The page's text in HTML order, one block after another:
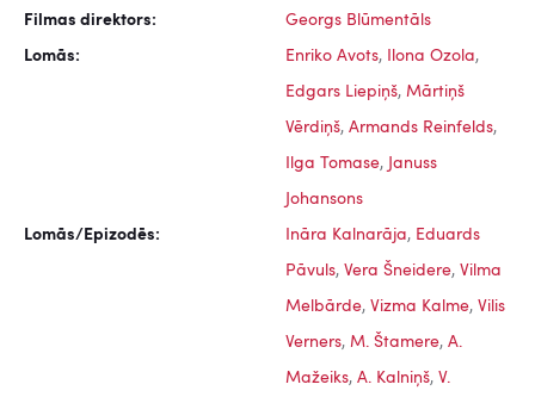
Filmas direktors: Georgs Blūmentāls
Lomās: Enriko Avots, Ilona Ozola,
Edgars Liepiņš, Mārtiņš
Vērdiņš, Armands Reinfelds,
Ilga Tomase, Januss
Johansons
Lomās/Epizodēs: Ināra Kalnarāja, Eduards
Pāvuls, Vera Šneidere, Vilma
Melbārde, Vizma Kalme, Vilis
Verners, M. Štamere, A.
Mažeiks, A. Kalniņš, V.